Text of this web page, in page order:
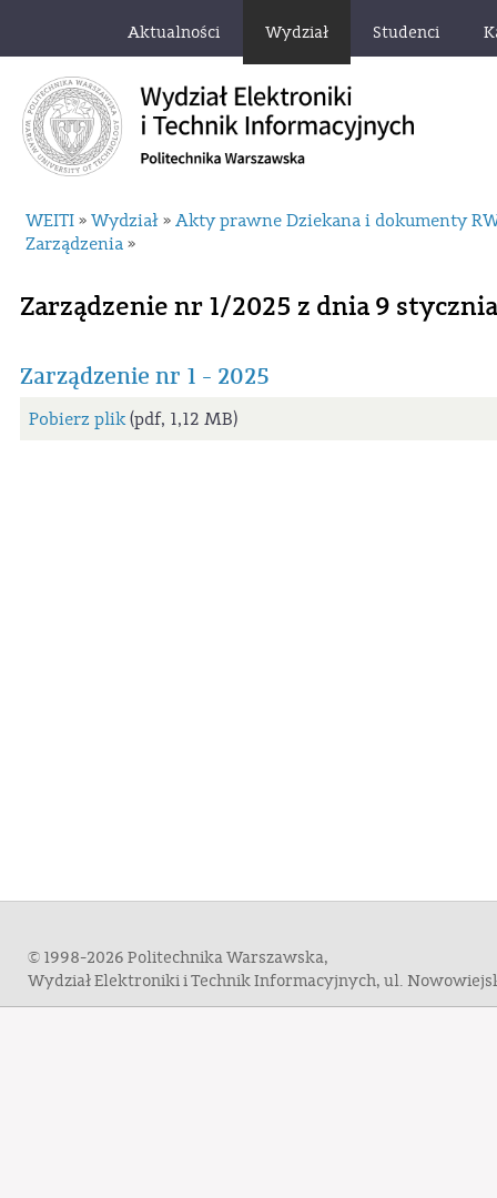
Aktualności Wydział Studenci
WEITI » Wydział » Akty prawne Dziekana i dokumenty
Zarządzenia »
Zarządzenie nr 1/2025 z dnia 9
Zarządzenie nr 1 - 2025
Pobierz plik(pdf, 1,12 MB)
© 1998-2026 Politechnika Warszawska,
Wydział Elektroniki i Technik Informacyjnych, ul.